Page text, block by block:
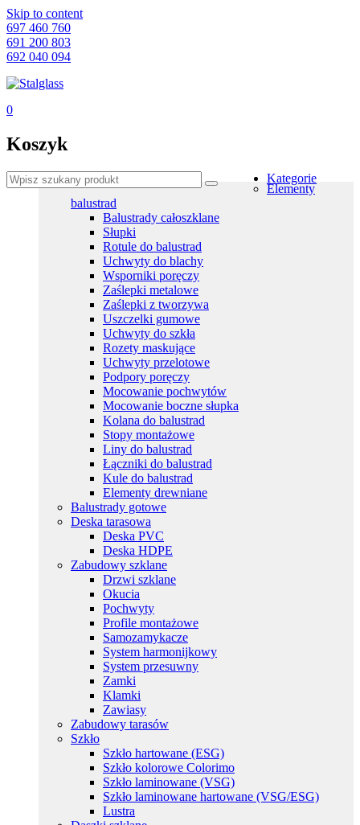
Skip to content
697 460 760
691 200 803
692 040 094
0
Koszyk
Kategorie
Elementy
balustrad
Balustrady całoszklane
Słupki
Rotule do balustrad
Uchwyty do blachy
Wsporniki poręczy
Zaślepki metalowe
Zaślepki z tworzywa
Uszczelki gumowe
Uchwyty do szkła
Rozety maskujące
Uchwyty przelotowe
Podpory poręczy
Mocowanie pochwytów
Mocowanie boczne słupka
Kolana do balustrad
Stopy montażowe
Liny do balustrad
Łączniki do balustrad
Kule do balustrad
Elementy drewniane
Balustrady gotowe
Deska tarasowa
Deska PVC
Deska HDPE
Zabudowy szklane
Drzwi szklane
Okucia
Pochwyty
Profile montażowe
Samozamykacze
System harmonijkowy
System przesuwny
Zamki
Klamki
Zawiasy
Zabudowy tarasów
Szkło
Szkło hartowane (ESG)
Szkło kolorowe Colorimo
Szkło laminowane (VSG)
Szkło laminowane hartowane (VSG/ESG)
Lustra